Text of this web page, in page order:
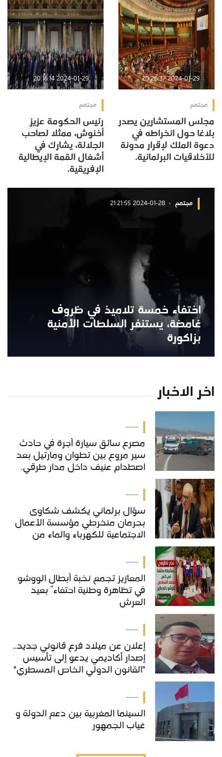
2024-01-29 20:26:37
مجتمع
مجلس المستشارين يصدر
بلاغا حول انخراطه في
دعوة الملك لإقرار مدونة
للأخلاقيات البرلمانية.
2024-01-29 20:16:14
مجتمع
رئيس الحكومة عزيز
أخنوش، ممثلا لصاحب
الجلالة، يشارك في
أشغال القمة الإيطالية
الإفريقية.
مجتمع 2024-01-28 21:21:55
اختفاء خمسة تلاميذ في ظروف
غامضة، يستنفر السلطات الأمنية
بزاكورة
اخر الاخبار
-----
مصرع سائق سيارة أجرة في حادث
سير مروع بين تطوان ومارتيل بعد
اصطدام عنيف داخل مدار طرقي.
-----
سؤال برلماني يكشف شكاوى
بحرمان منخرطي مؤسسة الأعمال
الاجتماعية للكهرباء والماء من
-----
المعازيز تجمع نخبة أبطال الووشو
في تظاهرة وطنية احتفاءً بعيد
العرش
-----
إعلان عن ميلاد فرع قانوني جديد..
إصدار أكاديمي يدعو إلى تأسيس
"القانون الدولي الخاص المسطري"
-----
السينما المغربية بين دعم الدولة و
غياب الجمهور